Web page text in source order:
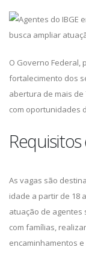
busca ampliar
O Governo Federal,
fortalecimento dos
abertura de mais de
com oportunidades
Requisitos
As vagas são
idade a partir de 18
atuação de agentes
com famílias,
encaminhamentos